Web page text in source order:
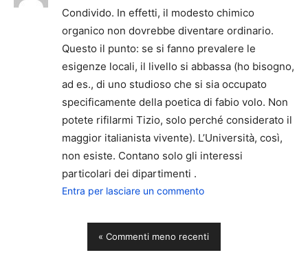
Condivido. In effetti, il modesto chimico
organico non dovrebbe diventare ordinario.
Questo il punto: se si fanno prevalere le
esigenze locali, il livello si abbassa (ho bisogno,
ad es., di uno studioso che si sia occupato
specificamente della poetica di fabio volo. Non
potete rifilarmi Tizio, solo perché considerato il
maggior italianista vivente). L’Università, così,
non esiste. Contano solo gli interessi
particolari dei dipartimenti .
Entra per lasciare un commento
« Commenti meno recenti